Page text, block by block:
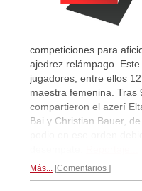
competiciones para
ajedrez relámpago.
jugadores, entre ellos
maestra femenina. Tras
compartieron el azerí
Bai y Christian Bauer,
Más... Comentarios